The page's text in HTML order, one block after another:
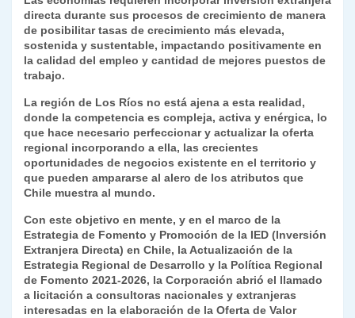
s
A
p
p
gr
a
m
e
b
o
k
er e
dI
n
y
Li
n
l
l
nt
Fr
ie
n
dl
y
m
p
ar
tir
directa durante sus procesos de crecimiento de manera
de posibilitar tasas de crecimiento más elevada,
sostenida y sustentable, impactando positivamente en
la calidad del empleo y cantidad de mejores puestos de
trabajo.
La región de Los Ríos no está ajena a esta realidad,
donde la competencia es compleja, activa y enérgica, lo
que hace necesario perfeccionar y actualizar la oferta
regional incorporando a ella, las crecientes
oportunidades de negocios existente en el territorio y
que pueden ampararse al alero de los atributos que
Chile muestra al mundo.
Con este objetivo en mente, y en el marco de la
Estrategia de Fomento y Promoción de la IED (Inversión
Extranjera Directa) en Chile, la Actualización de la
Estrategia Regional de Desarrollo y la Política Regional
de Fomento 2021-2026, la Corporación abrió el llamado
a licitación a consultoras nacionales y extranjeras
interesadas en la elaboración de la Oferta de Valor